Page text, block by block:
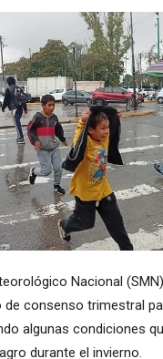
Nacional
consenso trimestral
algunas condiciones
durante el invierno.